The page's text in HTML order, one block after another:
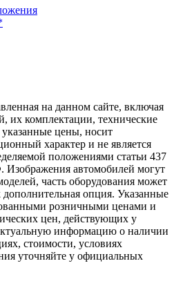
на данном сайте, включая
их комплектации, технические
цены, носит
характер и не является
положениями статьи 437
Изображения автомобилей могут
часть оборудования может
дополнительная опция. Указанные
розничными ценами и
цен, действующих у
информацию о наличии
стоимости, условиях
уточняйте у официальных